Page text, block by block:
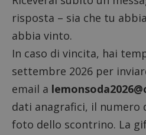
risposta – sia che tu
abbia vinto.
In caso di vincita, hai
settembre 2026 per
email a
dati anagrafici, il numero
foto dello scontrino. La